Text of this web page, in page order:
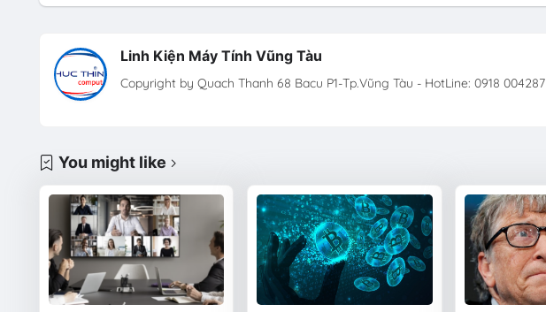
Linh Kiện Máy Tính Vũng Tàu
Copyright by Quach Thanh 68 Bacu P1-Tp.Vũng Tàu - HotLine: 0918 004287
You might like